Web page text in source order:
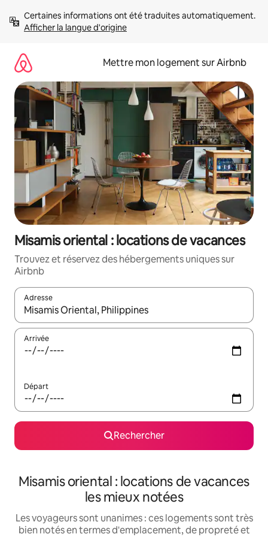
directement
Afficher la langue d'origine
Mettre mon logement sur Airbnb
Misamis oriental : locations de vacances
Trouvez et réservez des hébergements uniques sur
Airbnb
Adresse
Lorsque les résultats s'affichent, utilisez les flèches vers le
Arrivée
Départ
Rechercher
Misamis oriental : locations de vacances
les mieux notées
Les voyageurs sont unanimes : ces logements sont très
bien notés en termes d'emplacement, de propreté et